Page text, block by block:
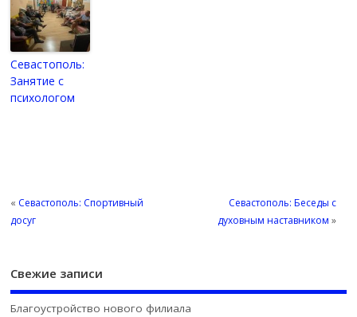
Севастополь:
Занятие с
психологом
« Севастополь: Спортивный
досуг
Севастополь: Беседы с
духовным наставником »
Свежие записи
Благоустройство нового филиала